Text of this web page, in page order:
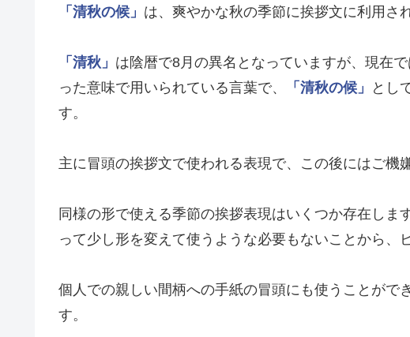
「清秋の候」 は、爽やかな秋の季節に挨拶文に利用さ
「清秋」 は陰暦で8月の異名となっていますが、現在
った意味で用いられている言葉で、
「清秋の候」
とし
す。
主に冒頭の挨拶文で使われる表現で、この後にはご機
同様の形で使える季節の挨拶表現はいくつか存在しま
って少し形を変えて使うような必要もないことから、
個人での親しい間柄への手紙の冒頭にも使うことがで
す。